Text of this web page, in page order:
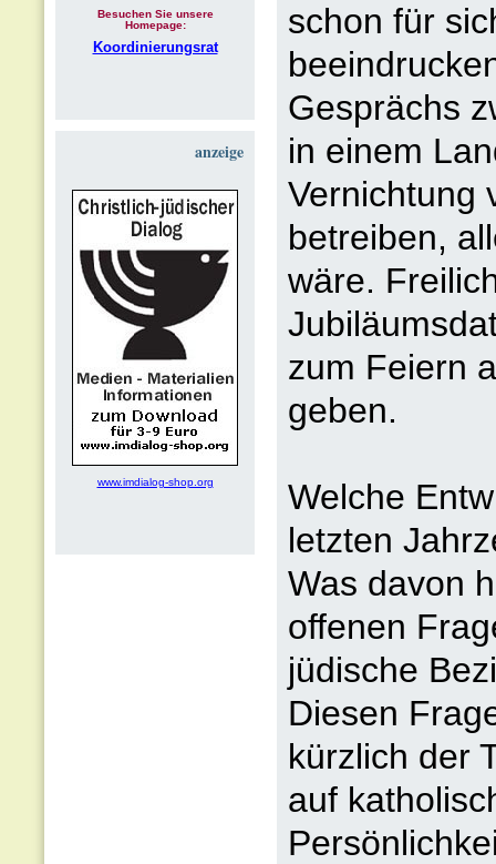
Besuchen Sie unsere
Homepage:
Koordinierungsrat
anzeige
www.imdialog-shop.org
schon für
Gesprächs
in einem
Vernichtung
betreiben,
wäre.
zum Feiern
geben.
Welche
letzten
Was davon
offenen
jüdische
Diesen
kürzlich der
auf